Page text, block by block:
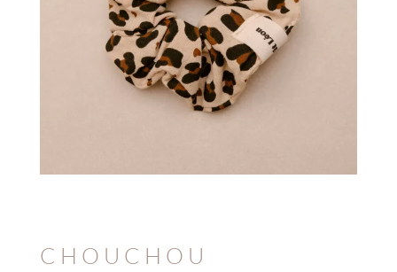
CHOUCHOU